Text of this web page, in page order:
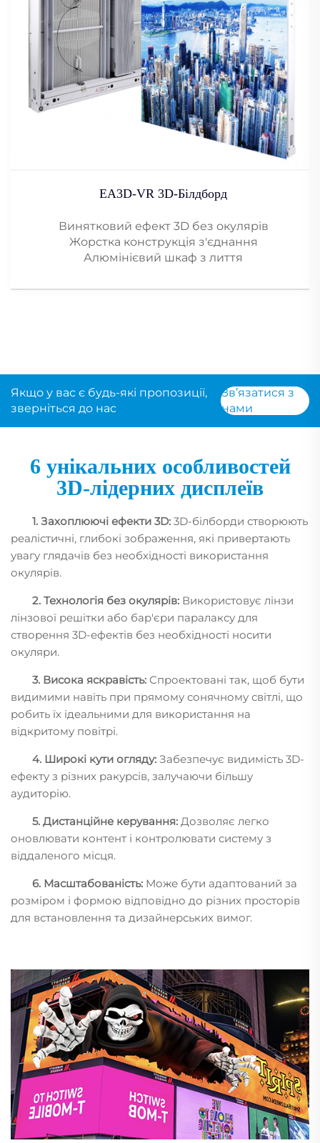
EA3D-VR 3D-Білдборд
Винятковий ефект 3D без окулярів
Жорстка конструкція з'єднання
Алюмінієвий шкаф з лиття
Якщо у вас є будь-які пропозиції,
зверніться до нас
Зв’язатися з
нами
6 унікальних особливостей
3D-лідерних дисплеїв
1. Захоплюючі ефекти 3D: 3D-білборди створюють
реалістичні, глибокі зображення, які привертають
увагу глядачів без необхідності використання
окулярів.
2. Технологія без окулярів: Використовує лінзи
лінзової решітки або бар'єри паралаксу для
створення 3D-ефектів без необхідності носити
окуляри.
3. Висока яскравість: Спроектовані так, щоб бути
видимими навіть при прямому сонячному світлі, що
робить їх ідеальними для використання на
відкритому повітрі.
4. Широкі кути огляду: Забезпечує видимість 3D-
ефекту з різних ракурсів, залучаючи більшу
аудиторію.
5. Дистанційне керування: Дозволяє легко
оновлювати контент і контролювати систему з
віддаленого місця.
6. Масштабованість: Може бути адаптований за
розміром і формою відповідно до різних просторів
для встановлення та дизайнерських вимог.